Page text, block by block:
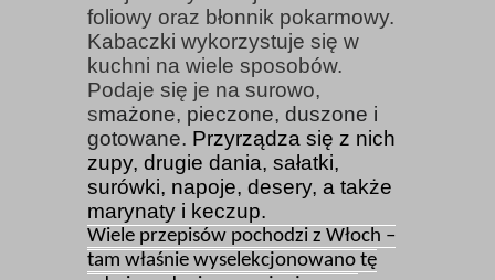
foliowy oraz błonnik pokarmowy.
Kabaczki wykorzystuje się w
kuchni na wiele sposobów.
Podaje się je na surowo,
smażone, pieczone, duszone i
gotowane. Przyrządza się z nich
zupy, drugie dania, sałatki,
surówki, napoje, desery, a także
marynaty i keczup.
Wiele przepisów pochodzi z Włoch –
tam właśnie wyselekcjonowano tę